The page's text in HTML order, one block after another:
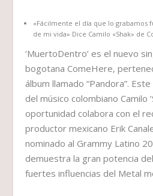
«Fácilmente el día que lo grabamos
de mi vida» Dice Camilo «Shak» de
‘MuertoDentro’ es el nuevo
bogotana ComeHere,
álbum llamado “Pandora”.
del músico colombiano Camilo
oportunidad colabora con el
productor mexicano Erik
nominado al Grammy Latino
demuestra la gran potencia
fuertes influencias del Metal